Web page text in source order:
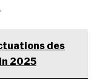
des
2025